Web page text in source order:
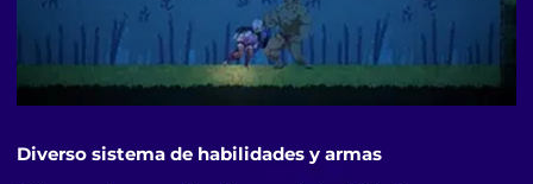
Diverso sistema de habilidades y armas